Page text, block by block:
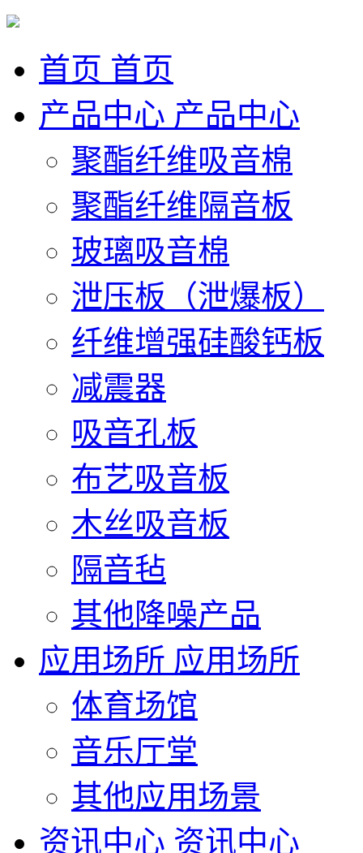
首页 首页
产品中心 产品中心
聚酯纤维吸音棉
聚酯纤维隔音板
玻璃吸音棉
泄压板（泄爆板）
纤维增强硅酸钙板
减震器
吸音孔板
布艺吸音板
木丝吸音板
隔音毡
其他降噪产品
应用场所 应用场所
体育场馆
音乐厅堂
其他应用场景
资讯中心 资讯中心